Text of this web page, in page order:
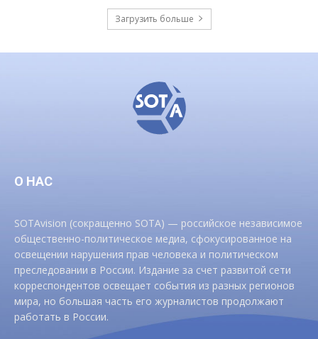
Загрузить больше
О НАС
SOTAvision (сокращенно SOTA) — российское независимое
общественно-политическое медиа, сфокусированное на
освещении нарушения прав человека и политическом
преследовании в России. Издание за счет развитой сети
корреспондентов освещает события из разных регионов
мира, но большая часть его журналистов продолжают
работать в России.